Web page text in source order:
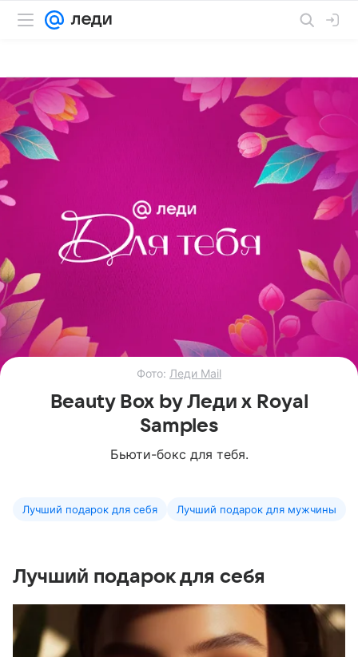
Фото: Леди Mail
Beauty Box by Леди x Royal
Samples
Бьюти-бокс для тебя.
Лучший подарок для себя Лучший подарок для мужчины
Лучший подарок для себя